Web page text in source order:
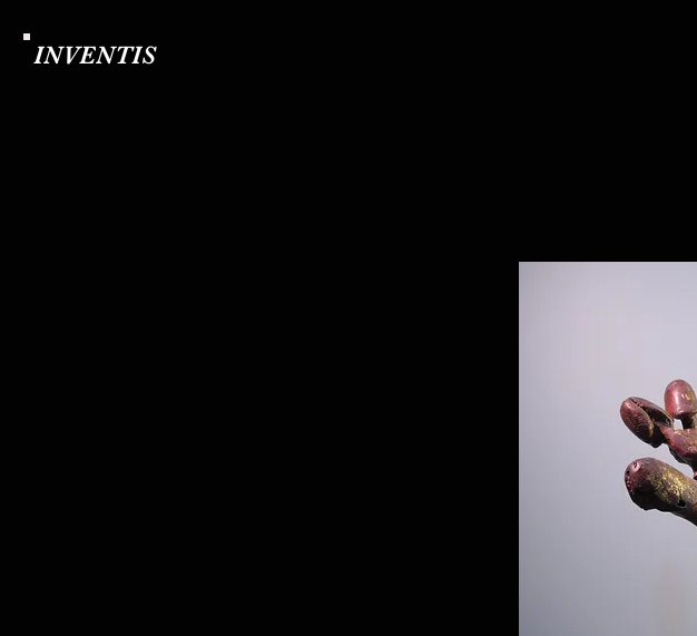
INVENTIS